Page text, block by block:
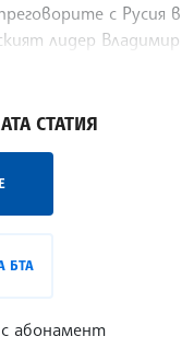
с Русия в
лидер Владимир
СТАТИЯ
БТА
абонамент